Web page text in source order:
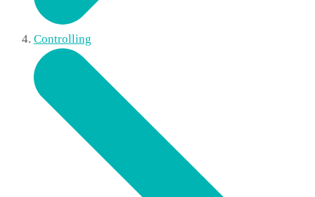
Controlling